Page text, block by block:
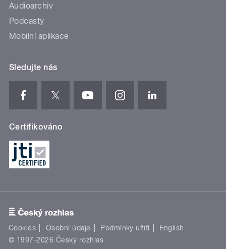
Audioarchiv
Podcasty
Mobilní aplikace
Sledujte nás
Certifikováno
Cookies Osobní údaje Podmínky užití
English
© 1997-2026 Český rozhlas